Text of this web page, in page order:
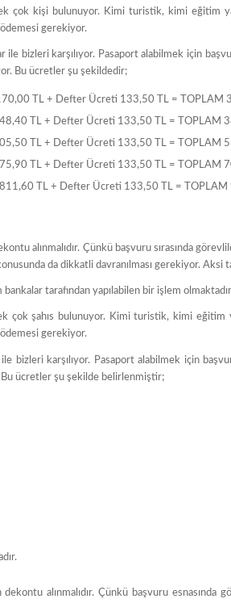
çok kişi bulunuyor. Kimi turistik, kimi eğitim
gerekiyor.
bizleri karşılıyor. Pasaport alabilmek için
Bu ücretler şu şekildedir;
TL + Defter Ücreti 133,50 TL = TOPLAM
TL + Defter Ücreti 133,50 TL = TOPLAM
TL + Defter Ücreti 133,50 TL = TOPLAM
TL + Defter Ücreti 133,50 TL = TOPLAM
811,60 TL + Defter Ücreti 133,50 TL =
alınmalıdır. Çünkü başvuru sırasında
da dikkatli davranılması gerekiyor.
tarafından yapılabilen bir işlem
çok şahıs bulunuyor. Kimi turistik, kimi
gerekiyor.
bizleri karşılıyor. Pasaport alabilmek için
ücretler şu şekilde belirlenmiştir;
alınmalıdır. Çünkü başvuru esnasında